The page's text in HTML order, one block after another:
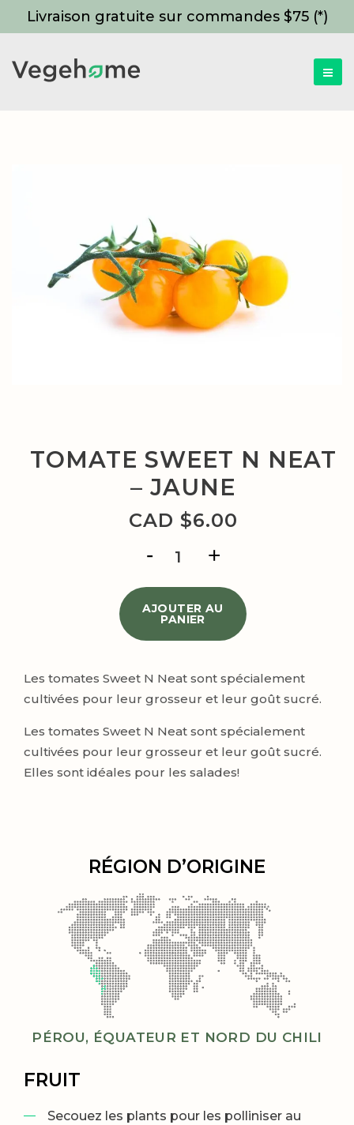
Livraison gratuite sur commandes $75 (*)
TOMATE SWEET N NEAT
– JAUNE
CAD $6.00
Sweet
N
Neat
AJOUTER AU
PANIER
Les tomates Sweet N Neat sont spécialement
cultivées pour leur grosseur et leur goût sucré.
Les tomates Sweet N Neat sont spécialement
cultivées pour leur grosseur et leur goût sucré.
Elles sont idéales pour les salades!
RÉGION D’ORIGINE
PÉROU, ÉQUATEUR ET NORD DU CHILI
FRUIT
Secouez les plants pour les polliniser au